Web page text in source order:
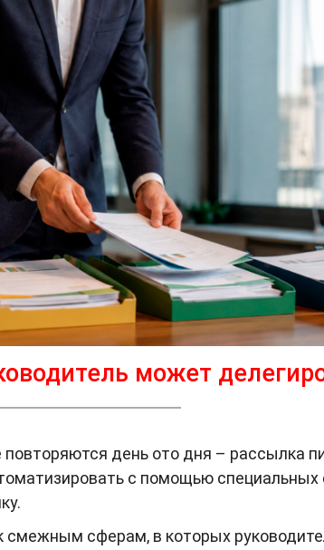
может
день ото дня – рассылка
с помощью специальных
сферам, в которых